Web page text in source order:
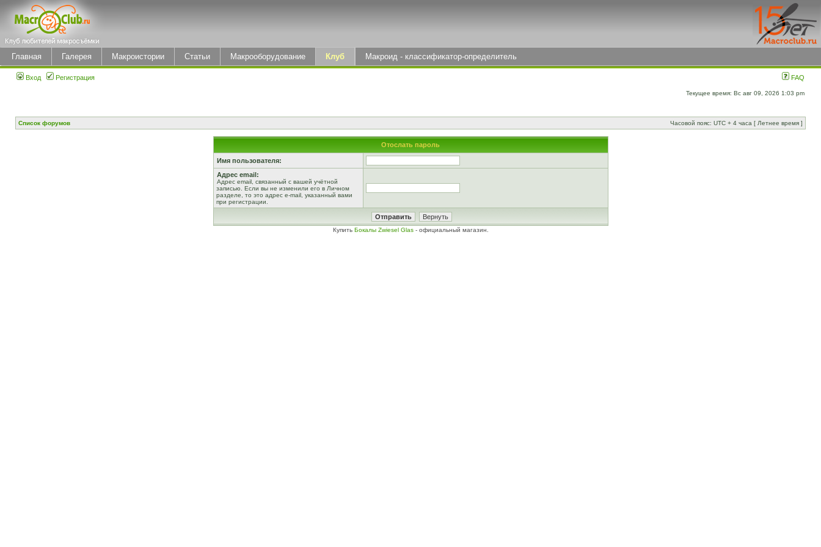
Главная Галерея Макроистории Статьи Макрооборудование Клуб Макроид - классификатор-определитель
Вход Регистрация FAQ
Текущее время: Вс авг 09, 2026 1:03 pm
Список форумов Часовой пояс: UTC + 4 часа [ Летнее время ]
Отослать пароль
Имя пользователя:
Адрес email:
Адрес email, связанный с вашей учётной
записью. Если вы не изменили его в Личном
разделе, то это адрес e-mail, указанный вами
при регистрации.
Купить Бокалы Zwiesel Glas - официальный магазин.